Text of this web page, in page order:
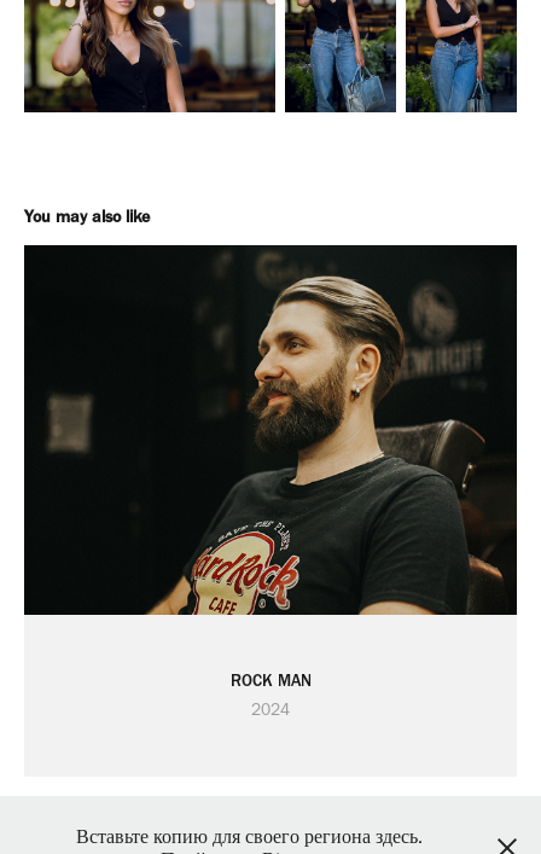
You may also like
ROCK MAN
2024
Фотограф Макс Філь - Україна, Київ
Вставьте копию для своего региона здесь.